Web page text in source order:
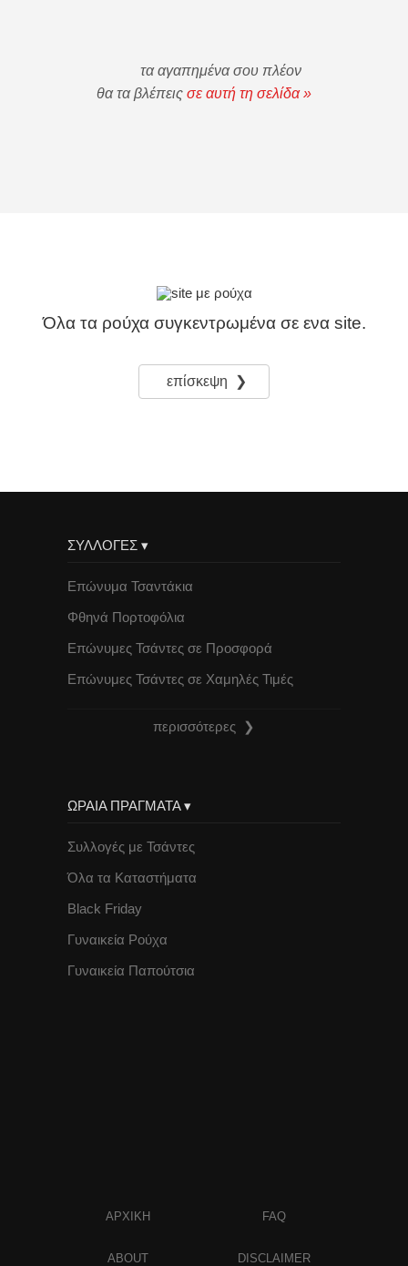
τα αγαπημένα σου πλέον
θα τα βλέπεις σε αυτή τη σελίδα »
Όλα τα ρούχα συγκεντρωμένα σε ενα site.
επίσκεψη ❯
ΣΥΛΛΟΓΕΣ ▾
Επώνυμα Τσαντάκια
Φθηνά Πορτοφόλια
Επώνυμες Τσάντες σε Προσφορά
Επώνυμες Τσάντες σε Χαμηλές Τιμές
περισσότερες ❯
ΩΡΑΙΑ ΠΡΑΓΜΑΤΑ ▾
Συλλογές με Τσάντες
Όλα τα Καταστήματα
Black Friday
Γυναικεία Ρούχα
Γυναικεία Παπούτσια
ΑΡΧΙΚΗ FAQ
ABOUT DISCLAIMER